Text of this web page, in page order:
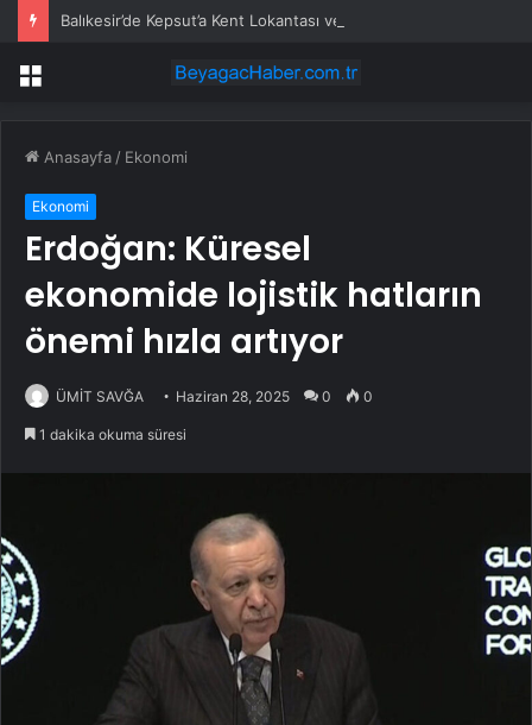
Balıkesir’de Kepsut’a Kent Lokantası ve altyapı desteği
Menü
Anasayfa / Ekonomi
Ekonomi
Erdoğan: Küresel
ekonomide lojistik hatların
önemi hızla artıyor
ÜMİT SAVĞA Haziran 28, 2025 0 0
1 dakika okuma süresi